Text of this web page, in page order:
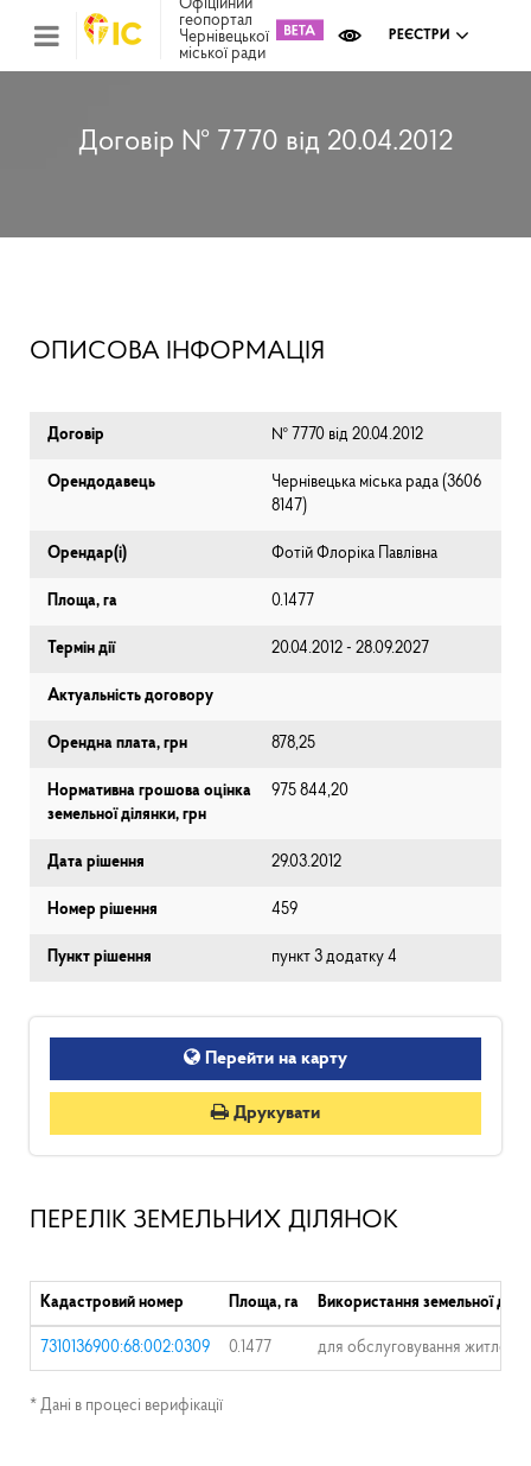
Офіційний
геопортал
Чернівецької
міської ради
РЕЄСТРИ
Договір № 7770 від 20.04.2012
ОПИСОВА ІНФОРМАЦІЯ
Договір № 7770 від 20.04.2012
Орендодавець
Чернівецька міська рада (⁨3606
8147⁩)
Орендар(і) Фотій Флоріка Павлівна
Площа, га 0.1477
Термін дії 20.04.2012 - 28.09.2027
Актуальність договору
Орендна плата, грн 878,25
Нормативна грошова оцінка
земельної ділянки, грн
975 844,20
Дата рішення 29.03.2012
Номер рішення 459
Пункт рішення пункт 3 додатку 4
Перейти на карту
Друкувати
ПЕРЕЛІК ЗЕМЕЛЬНИХ ДІЛЯНОК
Кадастровий номер Площа, га Використання земельної
7310136900:68:002:0309 0.1477 для обслуговування
* Дані в процесі верифікації